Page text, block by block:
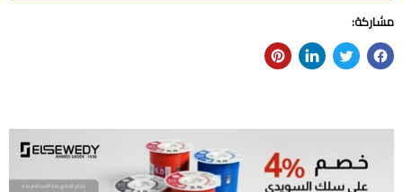
مشاركة: